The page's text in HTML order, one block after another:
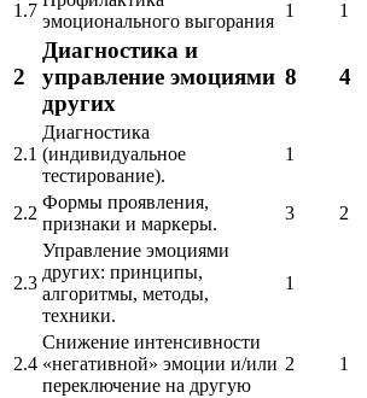
1.7
эмоционального выгорания
1 1
2
Диагностика и
управление эмоциями
других
8 4
2.1
Диагностика
(индивидуальное
тестирование).
1
2.2
Формы проявления,
признаки и маркеры.
3 2
2.3
Управление эмоциями
других: принципы,
алгоритмы, методы,
техники.
1
2.4
Снижение интенсивности
«негативной» эмоции и/или
переключение на другую
2 1